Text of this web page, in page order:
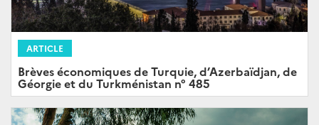
ARTICLE
Brèves économiques de Turquie, d’Azerbaïdjan, de
Géorgie et du Turkménistan n° 485